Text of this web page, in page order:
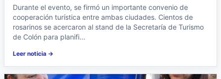
Durante el evento, se firmó un importante convenio de
cooperación turística entre ambas ciudades. Cientos de
rosarinos se acercaron al stand de la Secretaría de Turismo
de Colón para planifi...
Leer noticia →